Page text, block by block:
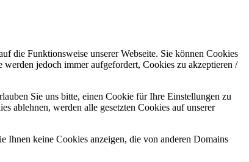
die Funktionsweise unserer Webseite. Sie können Cookies
jedoch immer aufgefordert, Cookies zu akzeptieren /
Sie uns bitte, einen Cookie für Ihre Einstellungen zu
ablehnen, werden alle gesetzten Cookies auf unserer
Ihnen keine Cookies anzeigen, die von anderen Domains